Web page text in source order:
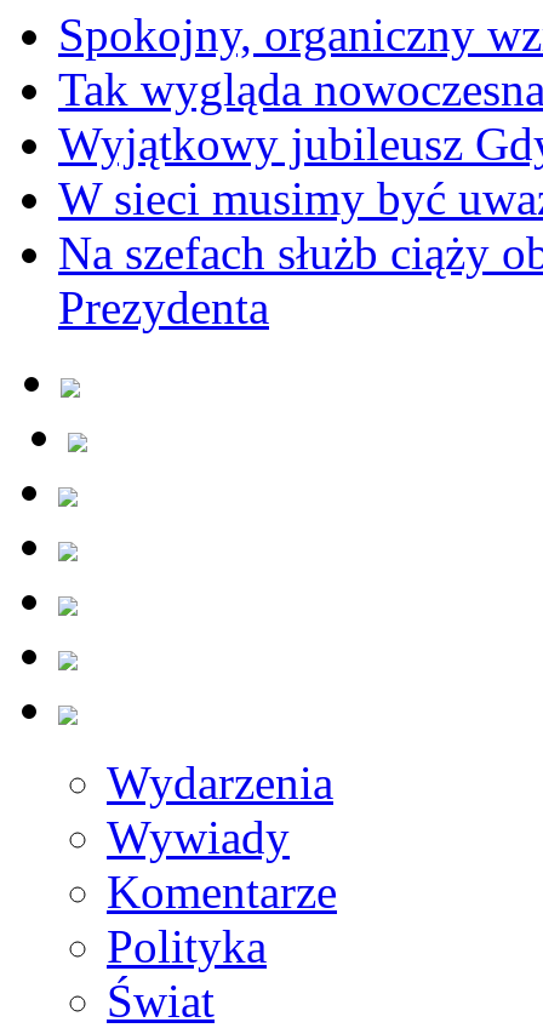
Spokojny, organiczny
Tak wygląda
Wyjątkowy jubileusz
W sieci musimy być
Na szefach służb ciąży
Prezydenta
Wydarzenia
Wywiady
Komentarze
Polityka
Świat